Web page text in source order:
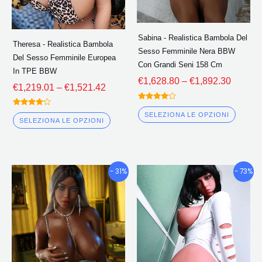
Theresa - Realistica Bambola
Del Sesso Femminile Europea
In TPE BBW
€1,219.01 – €1,521.42
Valutato
4.00
fuori da 5
SELEZIONA LE OPZIONI
essere
scelte
nella
pagina
prodotto
Sabina - Realistica Bambola Del
Sesso Femminile Nera BBW
Con Grandi Seni 158 Cm
€1,628.80 – €1,892.30
Valutato
4.00
fuori da 5
SELEZIONA LE OPZIONI
- 31%
Fascia
di
prezzo:
€1,596.90
Attraverso
€1,853.10
Questo
prodotto
ha
più
varianti.
Le
- 73%
Fascia
prezzo:
€739.52
Le